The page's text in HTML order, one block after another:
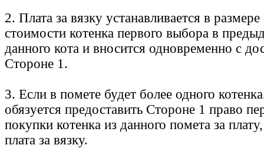
2. Плата за вязку устанавливается в
стоимости котенка первого выбора в
данного кота и вносится одновременно с
Стороне 1.
3. Если в помете будет более одного
обязуется предоставить Стороне 1 право
покупки котенка из данного помета за
плата за вязку.